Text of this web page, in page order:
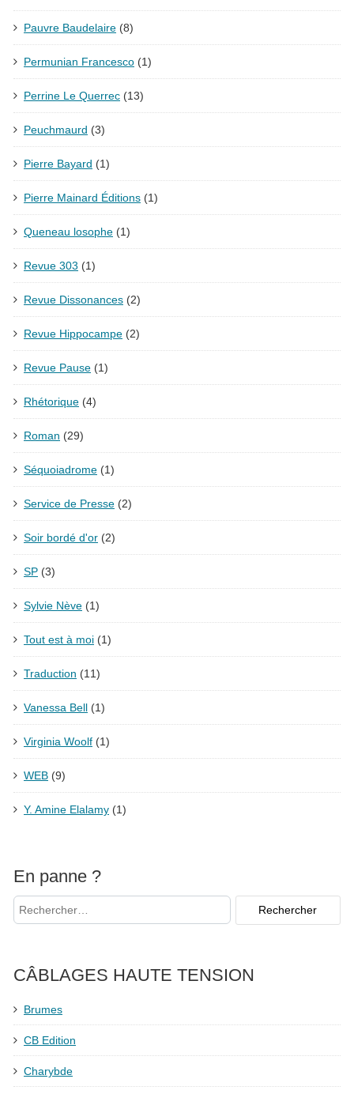
Pauvre Baudelaire (8)
Permunian Francesco (1)
Perrine Le Querrec (13)
Peuchmaurd (3)
Pierre Bayard (1)
Pierre Mainard Éditions (1)
Queneau losophe (1)
Revue 303 (1)
Revue Dissonances (2)
Revue Hippocampe (2)
Revue Pause (1)
Rhétorique (4)
Roman (29)
Séquoiadrome (1)
Service de Presse (2)
Soir bordé d'or (2)
SP (3)
Sylvie Nève (1)
Tout est à moi (1)
Traduction (11)
Vanessa Bell (1)
Virginia Woolf (1)
WEB (9)
Y. Amine Elalamy (1)
En panne ?
CÂBLAGES HAUTE TENSION
Brumes
CB Edition
Charybde